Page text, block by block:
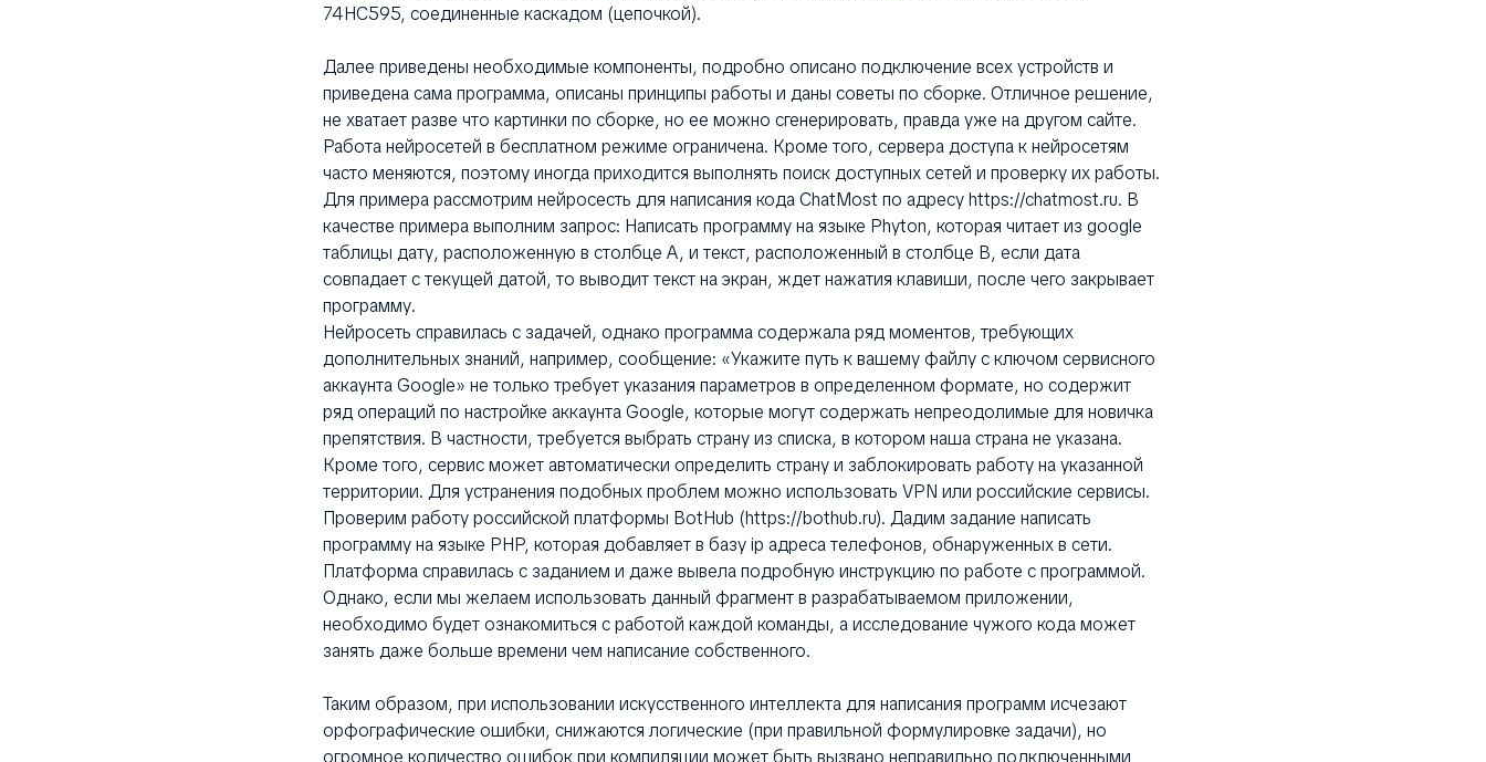
74HC595, соединенные каскадом (цепочкой).
Далее приведены необходимые компоненты, подробно описано подключение всех устройств и
приведена сама программа, описаны принципы работы и даны советы по сборке. Отличное решение,
не хватает разве что картинки по сборке, но ее можно сгенерировать, правда уже на другом сайте.
Работа нейросетей в бесплатном режиме ограничена. Кроме того, сервера доступа к нейросетям
часто меняются, поэтому иногда приходится выполнять поиск доступных сетей и проверку их работы.
Для примера рассмотрим нейросесть для написания кода ChatMost по адресу https://chatmost.ru. В
качестве примера выполним запрос: Написать программу на языке Phyton, которая читает из google
таблицы дату, расположенную в столбце А, и текст, расположенный в столбце B, если дата
совпадает с текущей датой, то выводит текст на экран, ждет нажатия клавиши, после чего закрывает
программу.
Нейросеть справилась с задачей, однако программа содержала ряд моментов, требующих
дополнительных знаний, например, сообщение: «Укажите путь к вашему файлу с ключом сервисного
аккаунта Google» не только требует указания параметров в определенном формате, но содержит
ряд операций по настройке аккаунта Google, которые могут содержать непреодолимые для новичка
препятствия. В частности, требуется выбрать страну из списка, в котором наша страна не указана.
Кроме того, сервис может автоматически определить страну и заблокировать работу на указанной
территории. Для устранения подобных проблем можно использовать VPN или российские сервисы.
Проверим работу российской платформы BotНub (https://bothub.ru). Дадим задание написать
программу на языке PHP, которая добавляет в базу ip адреса телефонов, обнаруженных в сети.
Платформа справилась с заданием и даже вывела подробную инструкцию по работе с программой.
Однако, если мы желаем использовать данный фрагмент в разрабатываемом приложении,
необходимо будет ознакомиться с работой каждой команды, а исследование чужого кода может
занять даже больше времени чем написание собственного.
Таким образом, при использовании искусственного интеллекта для написания программ исчезают
орфографические ошибки, снижаются логические (при правильной формулировке задачи), но
огромное количество ошибок при компиляции может быть вызвано неправильно подключенными